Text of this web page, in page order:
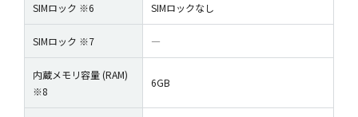
SIMロック ※6 SIMロックなし
SIMロック ※7 ―
内蔵メモリ容量 (RAM)
※8
6GB